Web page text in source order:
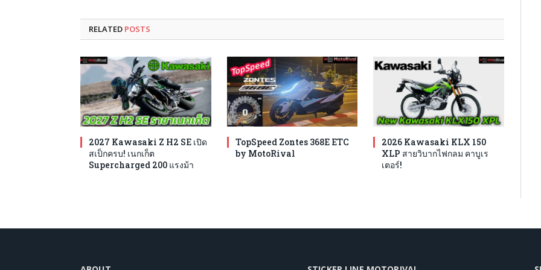
RELATED POSTS
2027 Kawasaki Z H2 SE เปิด
สเป็กครบ! เนกเก็ต
Supercharged 200 แรงม้า
TopSpeed Zontes 368E ETC
by MotoRival
2026 Kawasaki KLX 150
XLP สายวิบากไฟกลม คาบูเร
เตอร์!